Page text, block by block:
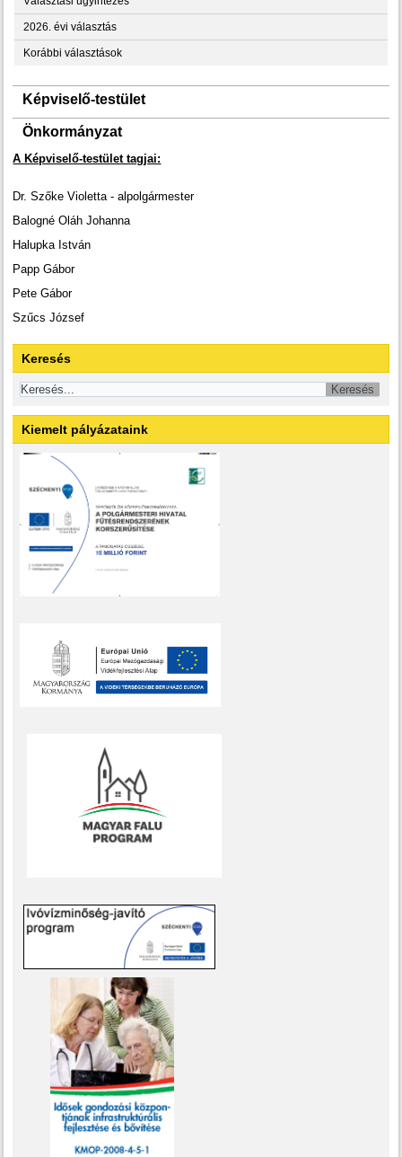
2026. évi választás
Korábbi választások
Képviselő-testület
Önkormányzat
A Képviselő-testület tagjai:
Dr. Szőke Violetta - alpolgármester
Balogné Oláh Johanna
Halupka István
Papp Gábor
Pete Gábor
Szűcs József
Keresés
Kiemelt pályázataink